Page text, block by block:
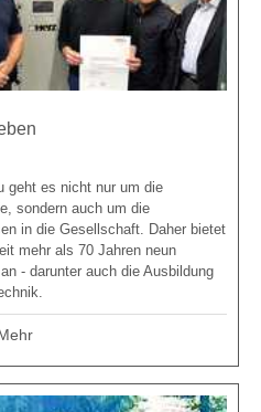
geht es nicht nur um die
sondern auch um die
in die Gesellschaft. Daher bietet
mehr als 70 Jahren neun
- darunter auch die Ausbildung